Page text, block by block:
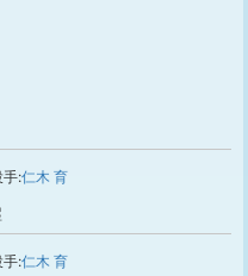
手:仁木 育
手:仁木 育